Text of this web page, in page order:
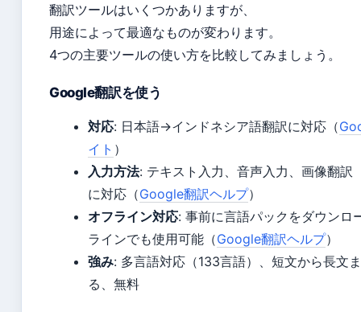
翻訳ツールはいくつかありますが、
用途によって最適なものが変わります。
4つの主要ツールの使い方を比較してみましょう。
Google翻訳を使う
対応: 日本語→インドネシア語翻訳に対応（
イト ）
入力方法: テキスト入力、音声入力、画像翻訳
に対応（Google翻訳ヘルプ）
オフライン対応: 事前に言語パックをダウンロ
ラインでも使用可能（Google翻訳ヘルプ）
強み: 多言語対応（133言語）、短文から長文
る、無料